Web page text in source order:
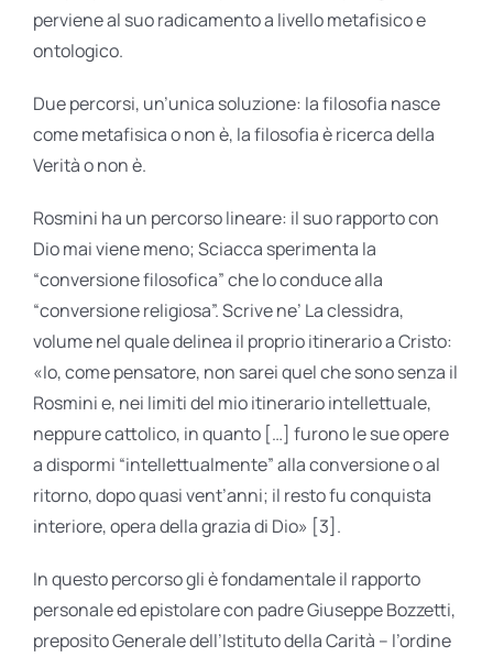
perviene al suo radicamento a livello metafisico e
ontologico.
Due percorsi, un’unica soluzione: la filosofia nasce
come metafisica o non è, la filosofia è ricerca della
Verità o non è.
Rosmini ha un percorso lineare: il suo rapporto con
Dio mai viene meno; Sciacca sperimenta la
“conversione filosofica” che lo conduce alla
“conversione religiosa”. Scrive ne’ La clessidra,
volume nel quale delinea il proprio itinerario a Cristo:
«Io, come pensatore, non sarei quel che sono senza il
Rosmini e, nei limiti del mio itinerario intellettuale,
neppure cattolico, in quanto […] furono le sue opere
a dispormi “intellettualmente” alla conversione o al
ritorno, dopo quasi vent’anni; il resto fu conquista
interiore, opera della grazia di Dio» [3].
In questo percorso gli è fondamentale il rapporto
personale ed epistolare con padre Giuseppe Bozzetti,
preposito Generale dell’Istituto della Carità – l’ordine